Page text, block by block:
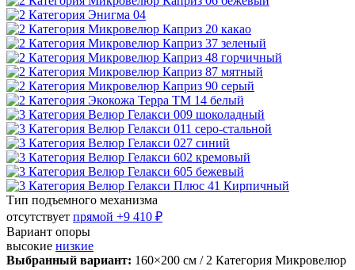
Тип подъемного механизма
отсутствует прямой +9 410 ₽
Вариант опоры
высокие низкие
Выбранный вариант: 160×200 см / 2 Категория Микровелюр